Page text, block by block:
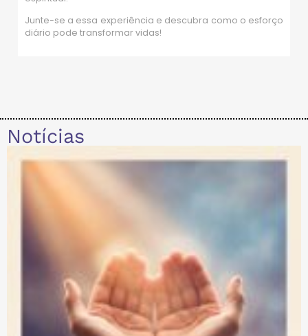
Junte-se a essa experiência e descubra como o esforço
diário pode transformar vidas!
Notícias